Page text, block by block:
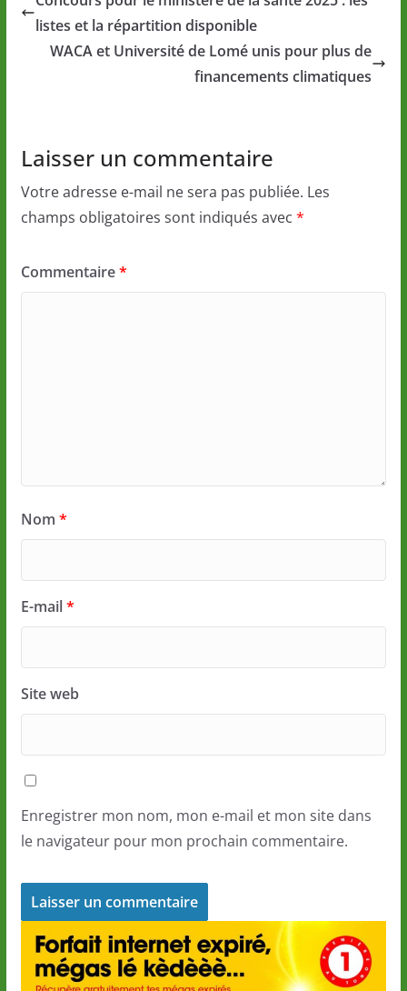
listes et la répartition disponible
WACA et Université de Lomé unis pour plus de
financements climatiques
Laisser un commentaire
Votre adresse e-mail ne sera pas publiée. Les
champs obligatoires sont indiqués avec *
Commentaire*
Nom *
E-mail*
Site web
Enregistrer mon nom, mon e-mail et mon site dans
le navigateur pour mon prochain commentaire.